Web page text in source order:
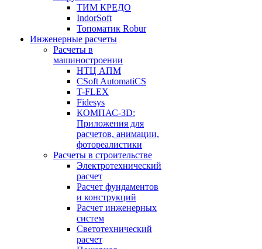
ТИМ КРЕДО
IndorSoft
Топоматик Robur
Инженерные расчеты
Расчеты в
машиностроении
НТЦ АПМ
CSoft AutomatiCS
T-FLEX
Fidesys
КОМПАС-3D:
Приложения для
расчетов, анимации,
фотореалистики
Расчеты в строительстве
Электротехнический
расчет
Расчет фундаментов
и конструкций
Расчет инженерных
систем
Светотехнический
расчет